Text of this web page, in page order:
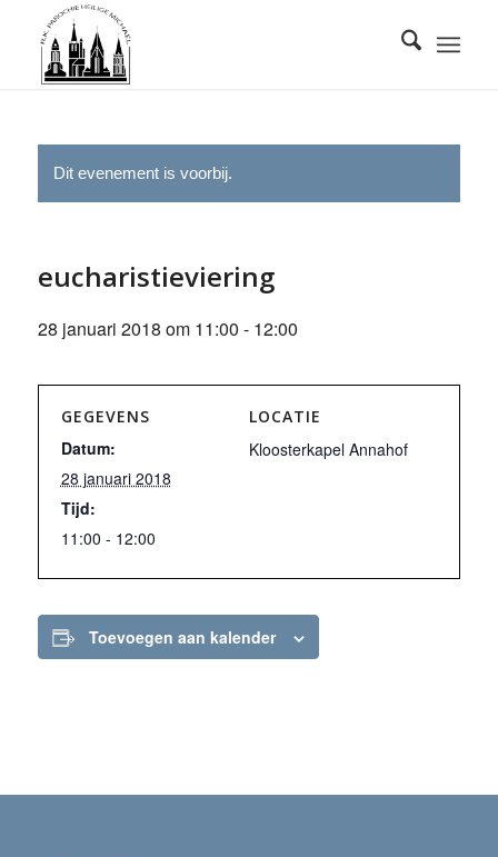
Dit evenement is voorbij.
eucharistieviering
28 januari 2018 om 11:00 - 12:00
GEGEVENS
Datum:
28 januari 2018
Tijd:
11:00 - 12:00
LOCATIE
Kloosterkapel Annahof
Toevoegen aan kalender